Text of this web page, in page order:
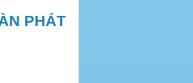
PHÁT